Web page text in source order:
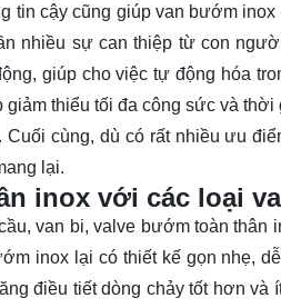
tin cậy cũng giúp van bướm
nhiều sự can thiệp từ con
giúp cho việc tự động hóa
thiểu tối đa công sức và
cùng, dù có rất nhiều ưu
lại.
inox với các loại
van bi, valve bướm toàn thân
inox lại có thiết kế gọn nhẹ,
điều tiết dòng chảy tốt hơn và